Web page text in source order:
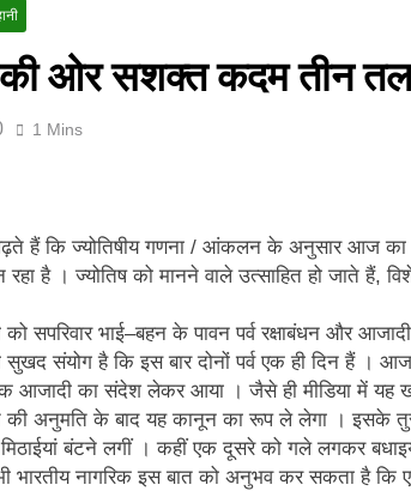
की ओर सशक्त कदम तीन
1 Mins
हैं कि ज्योतिषीय गणना / आंकलन के अनुसार आज का
है । ज्योतिष को मानने वाले उत्साहित हो जाते हैं,
सपरिवार भाई–बहन के पावन पर्व रक्षाबंधन और
संयोग है कि इस बार दोनों पर्व एक ही दिन हैं ।
आजादी का संदेश लेकर आया । जैसे ही मीडिया में यह
की अनुमति के बाद यह कानून का रूप ले लेगा । इसके
बंटने लगीं । कहीं एक दूसरे को गले लगकर
भारतीय नागरिक इस बात को अनुभव कर सकता है